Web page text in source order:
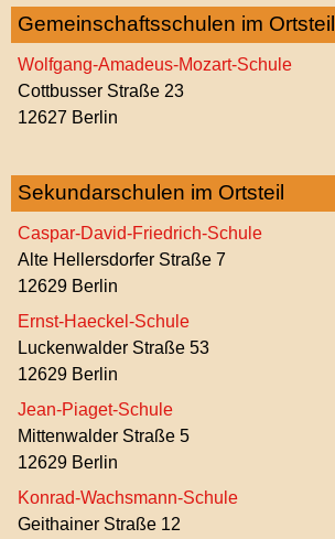
Gemeinschaftsschulen im Ortsteil
Wolfgang-Amadeus-Mozart-Schule
Cottbusser Straße 23
12627 Berlin
Sekundarschulen im Ortsteil
Caspar-David-Friedrich-Schule
Alte Hellersdorfer Straße 7
12629 Berlin
Ernst-Haeckel-Schule
Luckenwalder Straße 53
12629 Berlin
Jean-Piaget-Schule
Mittenwalder Straße 5
12629 Berlin
Konrad-Wachsmann-Schule
Geithainer Straße 12